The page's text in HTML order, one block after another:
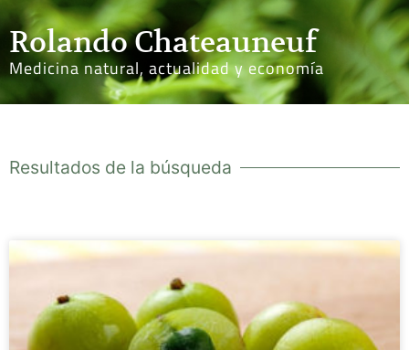
Rolando Chateauneuf
Medicina natural, actualidad y economía
Resultados de la búsqueda